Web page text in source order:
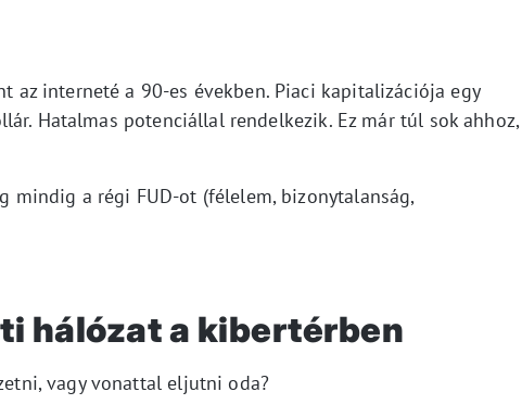
az interneté a 90-es években. Piaci kapitalizációja egy
Hatalmas potenciállal rendelkezik. Ez már túl sok ahhoz,
mindig a régi FUD-ot (félelem, bizonytalanság,
hálózat a kibertérben
vagy vonattal eljutni oda?